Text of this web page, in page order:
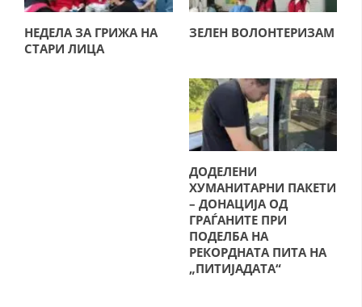
ПОДГОТВЕНОСТ И ДЕЈСТВО ПРИ КАТАСТРОФИ
ТИМОВИ НА ООЦК
СПАСИТЕЛНА СТАНИЦА ВОДНО
ПРОЕКТИ – ПОДГОТВЕНОСТ И ДЕЈСТВУВАЊЕ ПРИ КАТАСТРОФИ
ОДНОСИ СО ЈАВНОСТ
ИСТРАЖУВАЊЕ НА ЈАВНО МИСЛЕЊЕ
МЕЃУНАРОДНА СОРАБОТКА
НЕДЕЛА ЗА ГРИЖА НА
СТАРИ ЛИЦА
ЗЕЛЕН ВОЛОНТЕРИЗАМ
ДОДЕЛЕНИ
ХУМАНИТАРНИ ПАКЕТИ
– ДОНАЦИЈА ОД
ГРАЃАНИТЕ ПРИ
ПОДЕЛБА НА
РЕКОРДНАТА ПИТА НА
„ПИТИЈАДАТА“